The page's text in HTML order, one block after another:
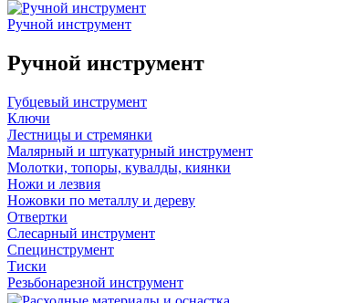
Ручной инструмент
Ручной инструмент
Губцевый инструмент
Ключи
Лестницы и стремянки
Малярный и штукатурный инструмент
Молотки, топоры, кувалды, киянки
Ножи и лезвия
Ножовки по металлу и дереву
Отвертки
Слесарный инструмент
Специнструмент
Тиски
Резьбонарезной инструмент